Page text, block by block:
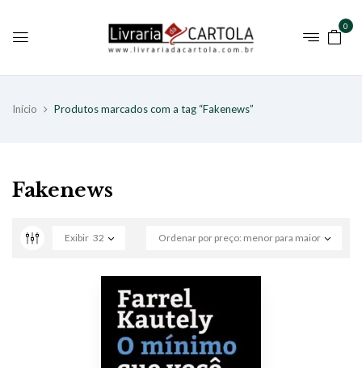
0
Início Produtos marcados com a tag “Fakenews”
Fakenews
Ordenar por preço: menor para maior
Exibir 32